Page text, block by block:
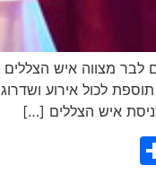
לבר מצווה איש
תוספת לכול אירוע
איש הצללים […]